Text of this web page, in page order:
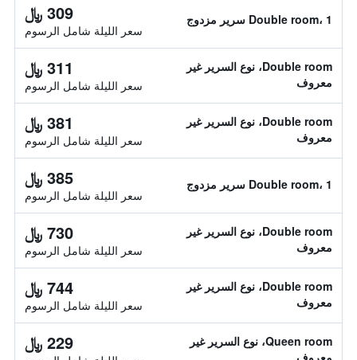
Double room، 1 سرير مزدوج 309 ﷼
سعر الليلة شامل الرسوم
Double room، نوع السرير غير
معروف
311 ﷼
سعر الليلة شامل الرسوم
Double room، نوع السرير غير
معروف
381 ﷼
سعر الليلة شامل الرسوم
Double room، 1 سرير مزدوج 385 ﷼
سعر الليلة شامل الرسوم
Double room، نوع السرير غير
معروف
730 ﷼
سعر الليلة شامل الرسوم
Double room، نوع السرير غير
معروف
744 ﷼
سعر الليلة شامل الرسوم
Queen room، نوع السرير غير
معروف
229 ﷼